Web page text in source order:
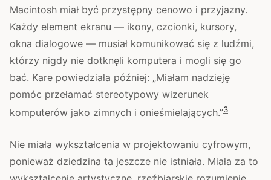
Macintosh miał być przystępny cenowo i przyjazny.
Każdy element ekranu — ikony, czcionki, kursory,
okna dialogowe — musiał komunikować się z ludźmi,
którzy nigdy nie dotknęli komputera i mogli się go
bać. Kare powiedziała później: „Miałam nadzieję
pomóc przełamać stereotypowy wizerunek
komputerów jako zimnych i onieśmielających.”3
Nie miała wykształcenia w projektowaniu cyfrowym,
ponieważ dziedzina ta jeszcze nie istniała. Miała za to